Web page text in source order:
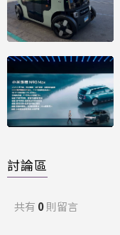
討論區
共有 0則留言